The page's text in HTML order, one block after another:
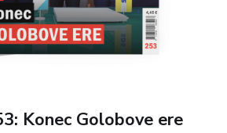
Konec Golobove ere